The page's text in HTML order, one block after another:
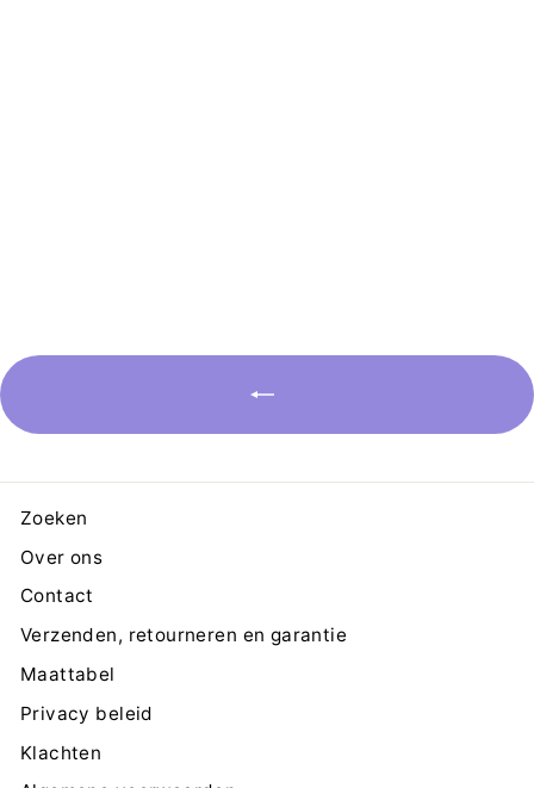
Zoeken
Over ons
Contact
Verzenden, retourneren en garantie
Maattabel
Privacy beleid
Klachten